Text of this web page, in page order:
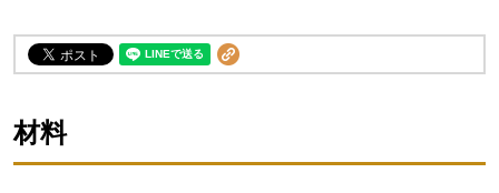
材料